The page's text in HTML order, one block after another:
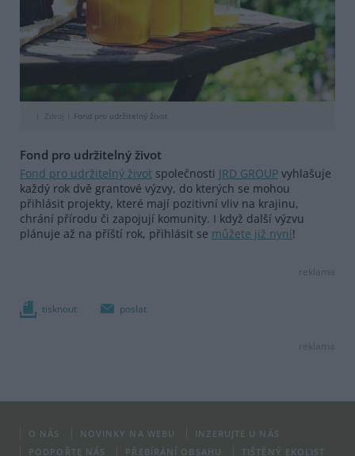
Zdroj | Fond pro udržitelný život
Fond pro udržitelný život
Fond pro udržitelný život společnosti JRD GROUP vyhlašuje
každý rok dvě grantové výzvy, do kterých se mohou
přihlásit projekty, které mají pozitivní vliv na krajinu,
chrání přírodu či zapojují komunity. I když další výzvu
plánuje až na příští rok, přihlásit se můžete již nyní!
reklama
tisknout poslat
reklama
O NÁS NOVINKY NA WEBU
INZERUJTE U NÁS
PODPOŘTE NÁS
PŘEBÍRÁNÍ OBSAHU TIŠTĚNÝ EKOLIST